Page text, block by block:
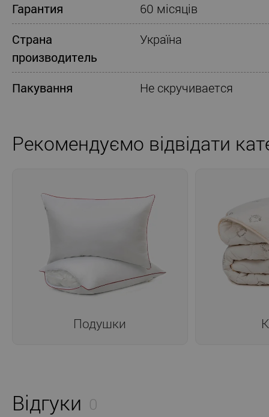
Гарантия
60 місяців
Страна
производитель
Україна
Пакування Не скручивается
Рекомендуємо відвідати
Подушки
Відгуки 0